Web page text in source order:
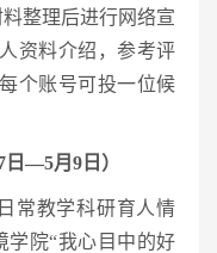
整理后进行网络宣
资料介绍，参考评
个账号可投一位候
日—5月9日）
常教学科研育人情
学院“我心目中的好